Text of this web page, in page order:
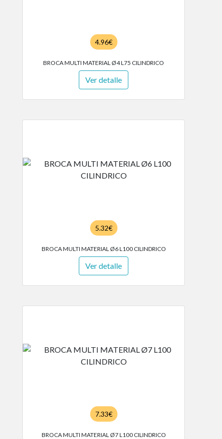
4.96€
BROCA MULTI MATERIAL Ø4 L75 CILINDRICO
Ver detalle
5.32€
BROCA MULTI MATERIAL Ø6 L100 CILINDRICO
Ver detalle
7.33€
BROCA MULTI MATERIAL Ø7 L100 CILINDRICO